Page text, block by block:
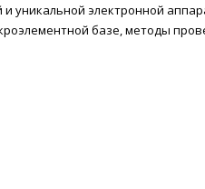
уникальной электронной
базе, методы